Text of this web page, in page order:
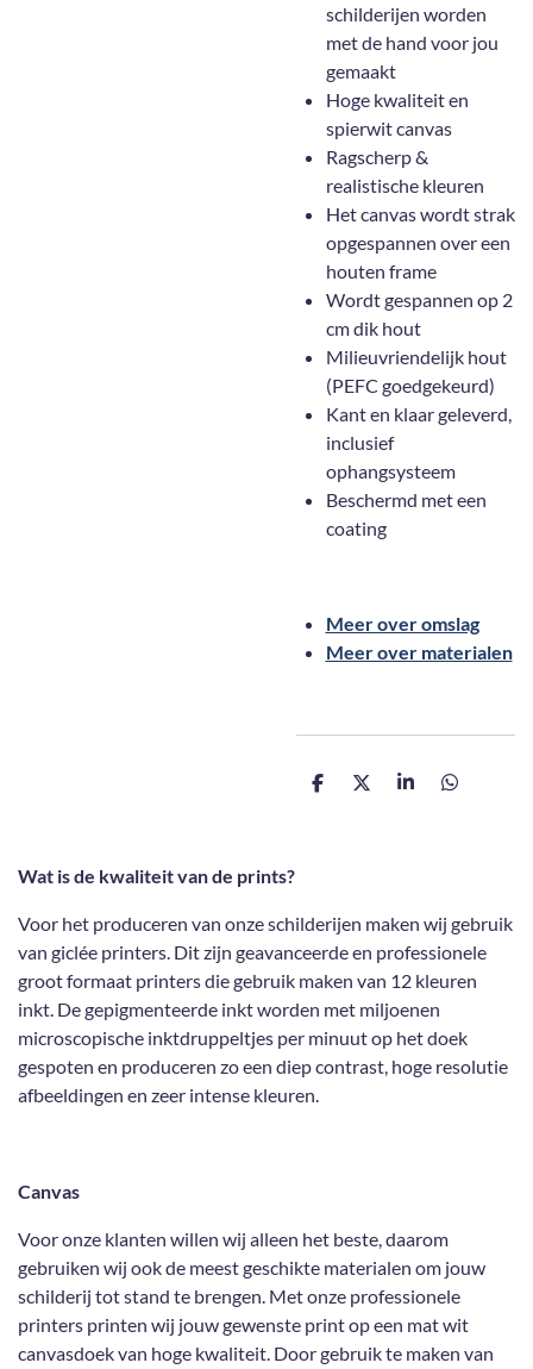
schilderijen worden
met de hand voor jou
gemaakt
Hoge kwaliteit en
spierwit canvas
Ragscherp &
realistische kleuren
Het canvas wordt strak
opgespannen over een
houten frame
Wordt gespannen op 2
cm dik hout
Milieuvriendelijk hout
(PEFC goedgekeurd)
Kant en klaar geleverd,
inclusief
ophangsysteem
Beschermd met een
coating
Meer over omslag
Meer over materialen
D
D
S
D
Wat is de kwaliteit van de prints?
Voor het produceren van onze schilderijen maken wij gebruik
van giclée printers. Dit zijn geavanceerde en professionele
groot formaat printers die gebruik maken van 12 kleuren
inkt. De gepigmenteerde inkt worden met miljoenen
microscopische inktdruppeltjes per minuut op het doek
gespoten en produceren zo een diep contrast, hoge resolutie
afbeeldingen en zeer intense kleuren.
Canvas
Voor onze klanten willen wij alleen het beste, daarom
gebruiken wij ook de meest geschikte materialen om jouw
schilderij tot stand te brengen. Met onze professionele
printers printen wij jouw gewenste print op een mat wit
canvasdoek van hoge kwaliteit. Door gebruik te maken van